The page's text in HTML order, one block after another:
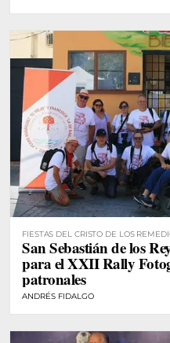
FIESTAS DEL CRISTO DE LOS
San Sebastián de los
para el XXII Rally
patronales
ANDRÉS FIDALGO